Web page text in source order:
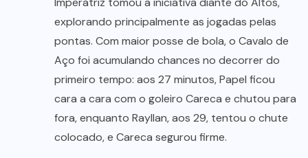
explorando principalmente as jogadas pelas
pontas. Com maior posse de bola, o Cavalo de
Aço foi acumulando chances no decorrer do
primeiro tempo: aos 27 minutos, Papel ficou
cara a cara com o goleiro Careca e chutou para
fora, enquanto Rayllan, aos 29, tentou o chute
colocado, e Careca segurou firme.